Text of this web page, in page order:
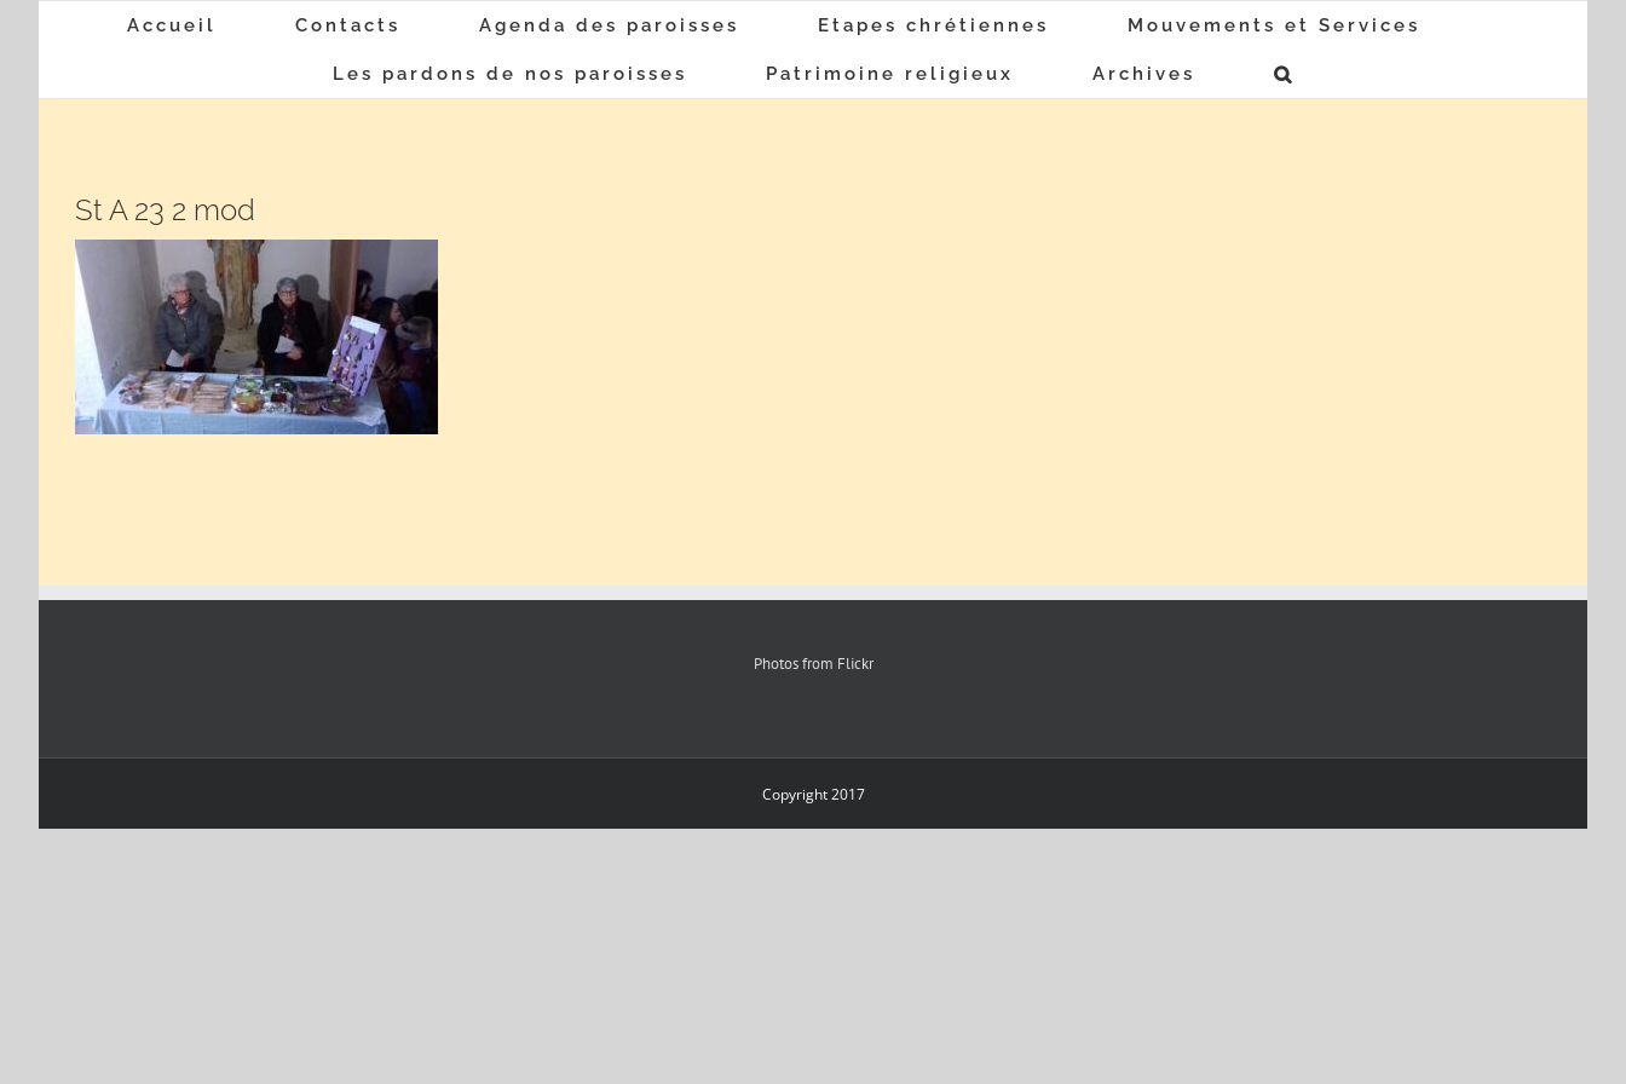
Accueil Contacts Agenda des paroisses Etapes chrétiennes Mouvements et Services
Les pardons de nos paroisses Patrimoine religieux Archives
St A 23 2 mod
Photos from Flickr
Copyright 2017